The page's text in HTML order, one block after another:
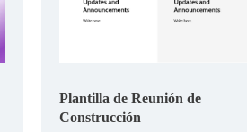
Plantilla de Reunión de
Construcción